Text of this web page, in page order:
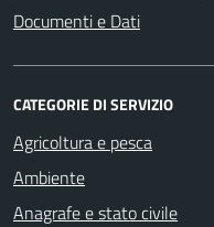
Documenti e Dati
CATEGORIE DI SERVIZIO
Agricoltura e pesca
Ambiente
Anagrafe e stato civile